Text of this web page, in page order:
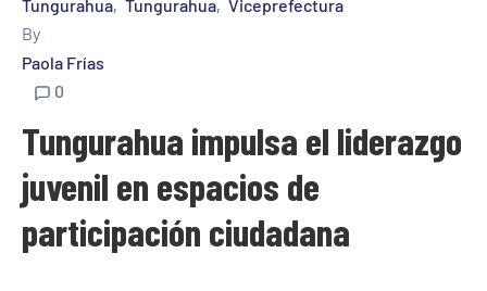
Tungurahua‚ Tungurahua‚ Viceprefectura
By
Paola Frías
0
Tungurahua impulsa el liderazgo
juvenil en espacios de
participación ciudadana